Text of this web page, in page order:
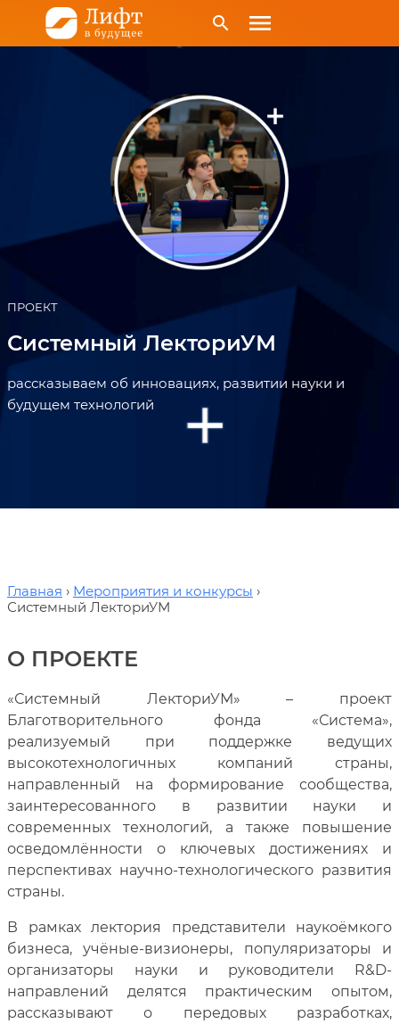
search menu
ПРОЕКТ
Системный ЛекториУМ
рассказываем об инновациях, развитии науки и
будущем технологий
Главная
Мероприятия и конкурсы
Системный ЛекториУМ
О ПРОЕКТЕ
«Системный ЛекториУМ» – проект
Благотворительного фонда «Система»,
реализуемый при поддержке ведущих
высокотехнологичных компаний страны,
направленный на формирование сообщества,
заинтересованного в развитии науки и
современных технологий, а также повышение
осведомлённости о ключевых достижениях и
перспективах научно-технологического развития
страны.
В рамках лектория представители наукоёмкого
бизнеса, учёные-визионеры, популяризаторы и
организаторы науки и руководители R&D-
направлений делятся практическим опытом,
рассказывают о передовых разработках,